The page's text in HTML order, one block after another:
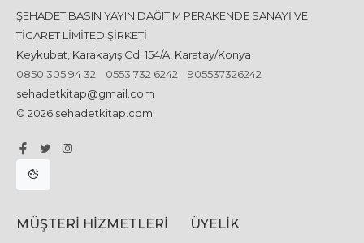
ŞEHADET BASIN YAYIN DAĞITIM PERAKENDE SANAYİ VE
TİCARET LİMİTED ŞİRKETİ
Keykubat, Karakayış Cd. 154/A, Karatay/Konya
0850 305 94 32
0553 732 6242
905537326242
sehadetkitap@gmail.com
© 2026 sehadetkitap.com
MÜŞTERI HIZMETLERI ÜYELIK